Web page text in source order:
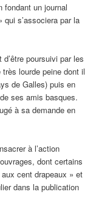
fondant un journal
s’associera par la
poursuivi par les
lourde peine dont il
de Galles) puis en
ses amis basques.
à sa demande en
à l’action
dont certains
aux cent drapeaux » et
dans la publication